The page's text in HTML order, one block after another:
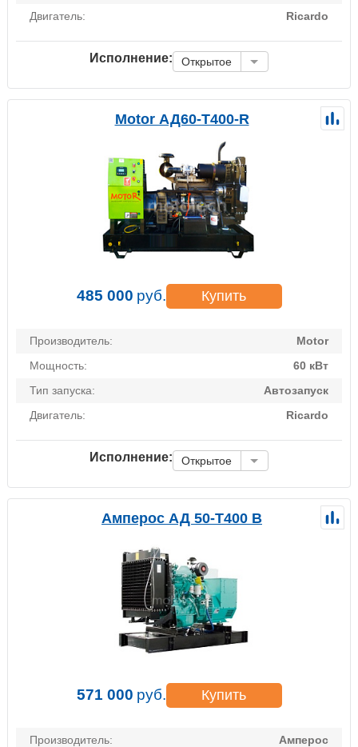
Двигатель: Ricardo
Исполнение: Открытое
Motor АД60-Т400-R
485 000 руб. Купить
Производитель:
Motor
Мощность:
60 кВт
Тип запуска:
Автозапуск
Двигатель:
Ricardo
Исполнение: Открытое
Амперос АД 50-Т400 B
571 000 руб. Купить
Производитель:
Амперос